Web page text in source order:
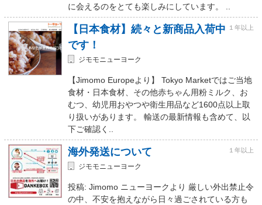
に会えるのをとても楽しみにしています。 ..
【日本食材】続々と新商品入荷中
です！
１年以上
ジモモニューヨーク
【Jimomo Europeより】 Tokyo Marketではご当地
食材・日本食材、その他赤ちゃん用粉ミルク、お
むつ、幼児用おやつや衛生用品など1600点以上取
り扱いがあります。 輸送の最新情報も含めて、以
下ご確認く..
海外発送について １年以上
ジモモニューヨーク
投稿: Jimomo ニューヨークより 厳しい外出禁止令
の中、不安を抱えながら日々過ごされている方も